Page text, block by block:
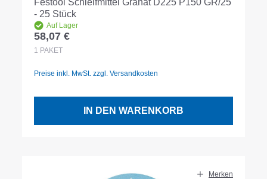
- 25 Stück
Auf Lager
Regulärer Preis:
58,07 €
1 PAKET
Preise inkl. MwSt. zzgl. Versandkosten
IN DEN WARENKORB
Merken